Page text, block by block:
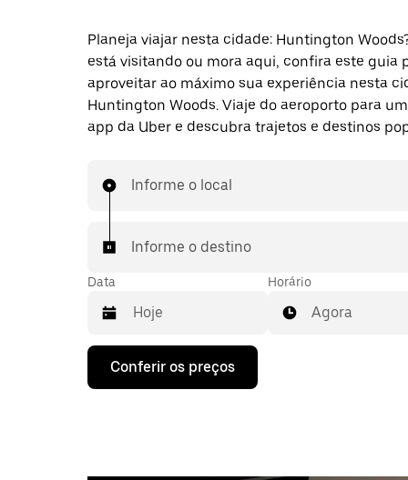
Planeja viajar nesta cidade: Huntington
está visitando ou mora aqui, confira este guia
aproveitar ao máximo sua experiência nesta
Huntington Woods. Viaje do aeroporto para
app da Uber e descubra trajetos e destinos
Informe o local
Informe o destino
Data
Pressione
seta
Horário
Agora
Conferir os preços